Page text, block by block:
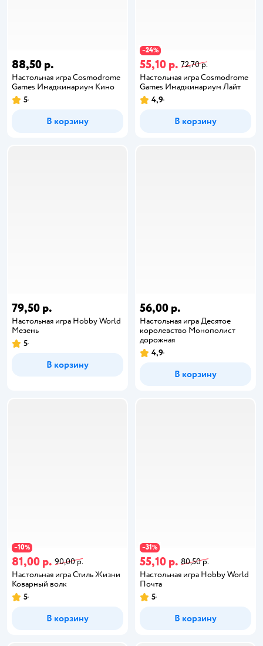
88,50 р.
Настольная игра Cosmodrome
Games Имаджинариум Кино
5
В корзину
−24%
55,10 р. 72,70 р.
Настольная игра Cosmodrome
Games Имаджинариум Лайт
4,9
В корзину
79,50 р.
Настольная игра Hobby World
Мезень
5
В корзину
56,00 р.
Настольная игра Десятое
королевство Монополист
дорожная
4,9
В корзину
−10%
81,00 р. 90,00 р.
Настольная игра Стиль Жизни
Коварный волк
5
В корзину
−31%
55,10 р. 80,50 р.
Настольная игра Hobby World
Почта
5
В корзину